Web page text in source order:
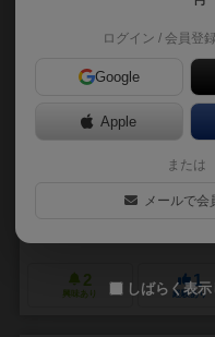
15～30分
ひらがながなくなる世界で
なくなる言葉当てゲームです
【セット内容】 ひらがなカ
（３５個） ごくろすペン 遊
はましょー（Hamasho）
2
興味あり
1
経験あり
ログイン / 会員登
Google
Apple
または
メールで会
しばらく表